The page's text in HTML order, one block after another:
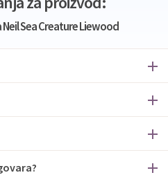
Neil Sea Creature Liewood